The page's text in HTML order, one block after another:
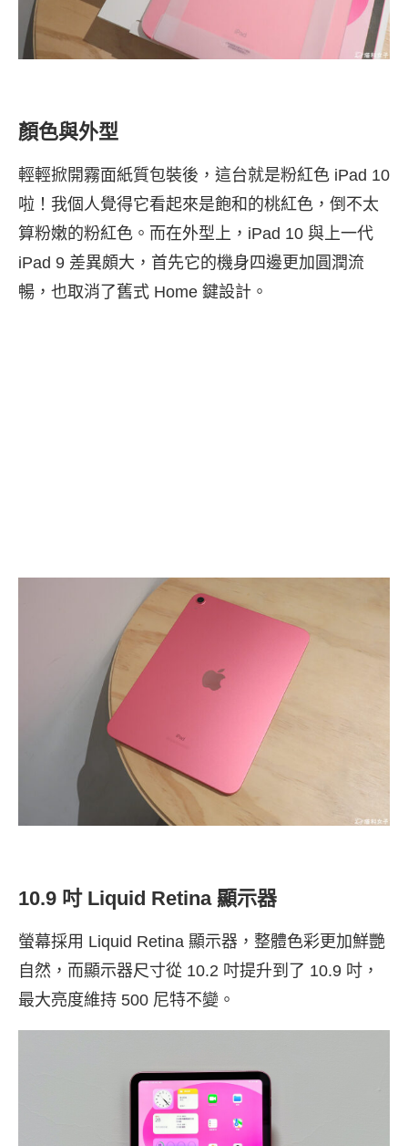
顏色與外型
輕輕掀開霧面紙質包裝後，這台就是粉紅色 iPad 10
啦！我個人覺得它看起來是飽和的桃紅色，倒不太
算粉嫩的粉紅色。而在外型上，iPad 10 與上一代
iPad 9 差異頗大，首先它的機身四邊更加圓潤流
暢，也取消了舊式 Home 鍵設計。
10.9 吋 Liquid Retina 顯示器
螢幕採用 Liquid Retina 顯示器，整體色彩更加鮮艷
自然，而顯示器尺寸從 10.2 吋提升到了 10.9 吋，
最大亮度維持 500 尼特不變。